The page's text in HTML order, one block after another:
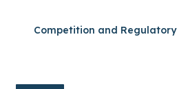
Competition and Regulatory